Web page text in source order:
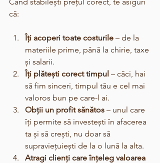
că:
Îți acoperi toate costurile – de la
materiile prime, până la chirie, taxe
și salarii.
Îți plătești corect timpul – căci, hai
să fim sinceri, timpul tău e cel mai
valoros bun pe care-l ai.
Obții un profit sănătos – unul care
îți permite să investești în afacerea
ta și să crești, nu doar să
supraviețuiești de la o lună la alta.
Atragi clienți care înțeleg valoarea